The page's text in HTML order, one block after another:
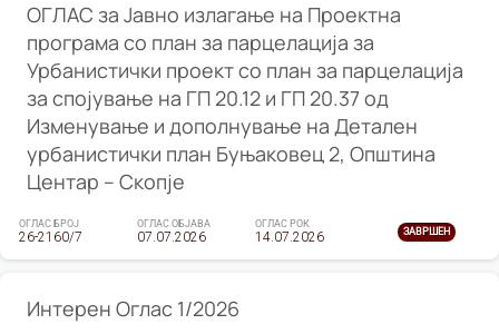
ОГЛАС за Јавно излагање на Проектна
програма со план за парцелација за
Урбанистички проект со план за парцелација
за спојување на ГП 20.12 и ГП 20.37 од
Изменување и дополнување на Детален
урбанистички план Буњаковец 2, Општина
Центар – Скопје
ОГЛАС БРОЈ
26-2160/7
ОГЛАС ОБЈАВА
07.07.2026
ОГЛАС РОК
14.07.2026 ЗАВРШЕН
Интерен Оглас 1/2026